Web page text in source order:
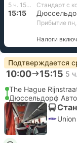
5 ч. 15 м.
15:15
Прибытие пн,
Налоги
Подтверждается
10:00 15:15 5
The Hague
Дюссельдорф